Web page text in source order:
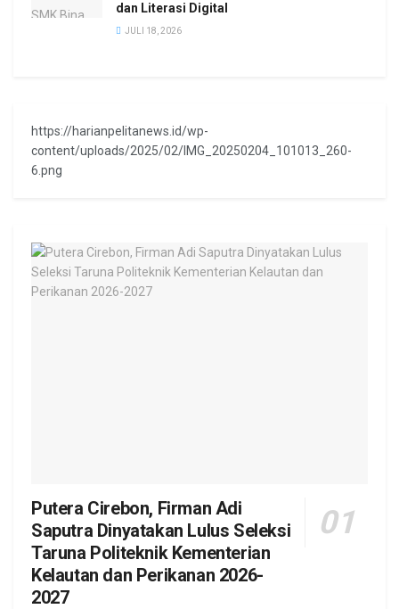
dan Literasi Digital
JULI 18, 2026
https://harianpelitanews.id/wp-
content/uploads/2025/02/IMG_20250204_101013_260-
6.png
Putera Cirebon, Firman Adi
Saputra Dinyatakan Lulus Seleksi
Taruna Politeknik Kementerian
Kelautan dan Perikanan 2026-
2027